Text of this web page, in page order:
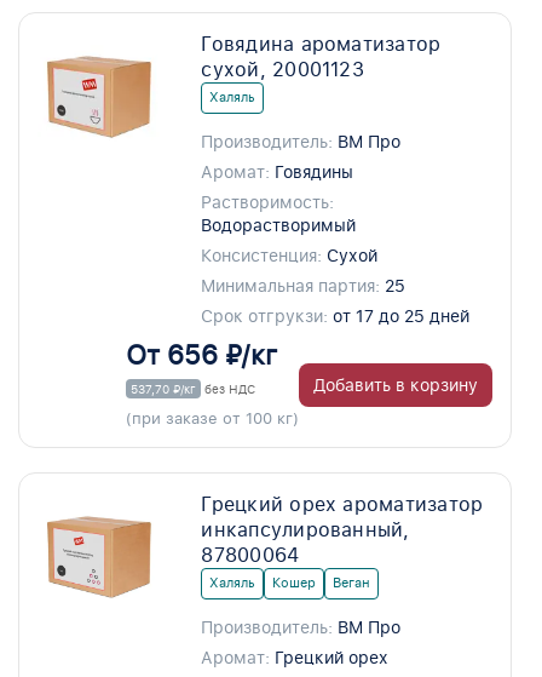
Говядина ароматизатор
сухой, 20001123
Халяль
Производитель: ВМ Про
Аромат: Говядины
Растворимость:
Водорастворимый
Консистенция: Сухой
Минимальная партия: 25
Срок отгрукзи: от 17 до 25 дней
От 656 ₽/кг
537,70 ₽/кг без НДС
(при заказе от 100 кг)
Добавить в корзину
Грецкий орех ароматизатор
инкапсулированный,
87800064
Халяль Кошер Веган
Производитель: ВМ Про
Аромат: Грецкий орех